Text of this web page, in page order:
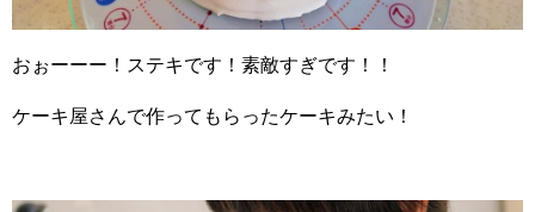
おぉーーー！ステキです！素敵すぎです！！
ケーキ屋さんで作ってもらったケーキみたい！